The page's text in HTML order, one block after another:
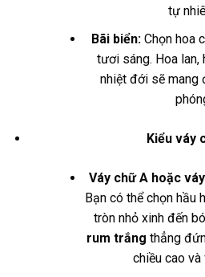
tự
Bãi biển:Chọn hoa
tươi sáng. Hoa
nhiệt đới sẽ mang
Kiểu váy
Váy chữ A hoặc
Bạn có thể chọn hầu
tròn nhỏ xinh đến
rum trắng thẳng
chiều cao và